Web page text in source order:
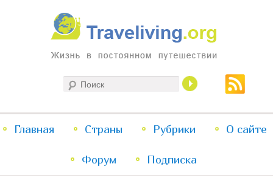
Traveliving
Жизнь в постоянном путешествии
меню
Перейти
к
Перейти
к
Главная Страны Рубрики О сайте
Форум Подписка